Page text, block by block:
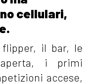
cellulari,
il bar, le
i primi
accese,